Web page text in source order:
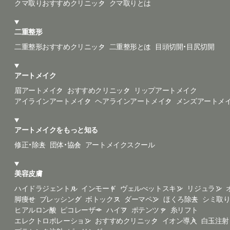
クマ取りおすすめクリニック クマ取りとは
二重整形
二重整形おすすめクリニック 二重整形とは 目頭切開・目尻切開
アートメイク
眉アートメイク おすすめクリニック
リップアートメイク
アイラインアートメイク ヘアラインアートメイク メンズアートメ
アートメイクをもっと知る
修正・除去 団体・協会 アートメイクスクール
美容皮膚
ハイドラジェントル インモード ヴェルべットスキン リジュラン
脚痩せ ブレッシング ボトックス ダーマペン ほくろ除去 シミ取り
ヒアルロン酸 ピコレーザー ハイフ ポテンツァ 糸リフト
エレクトロポレーション おすすめクリニック イオン導入 白玉注射